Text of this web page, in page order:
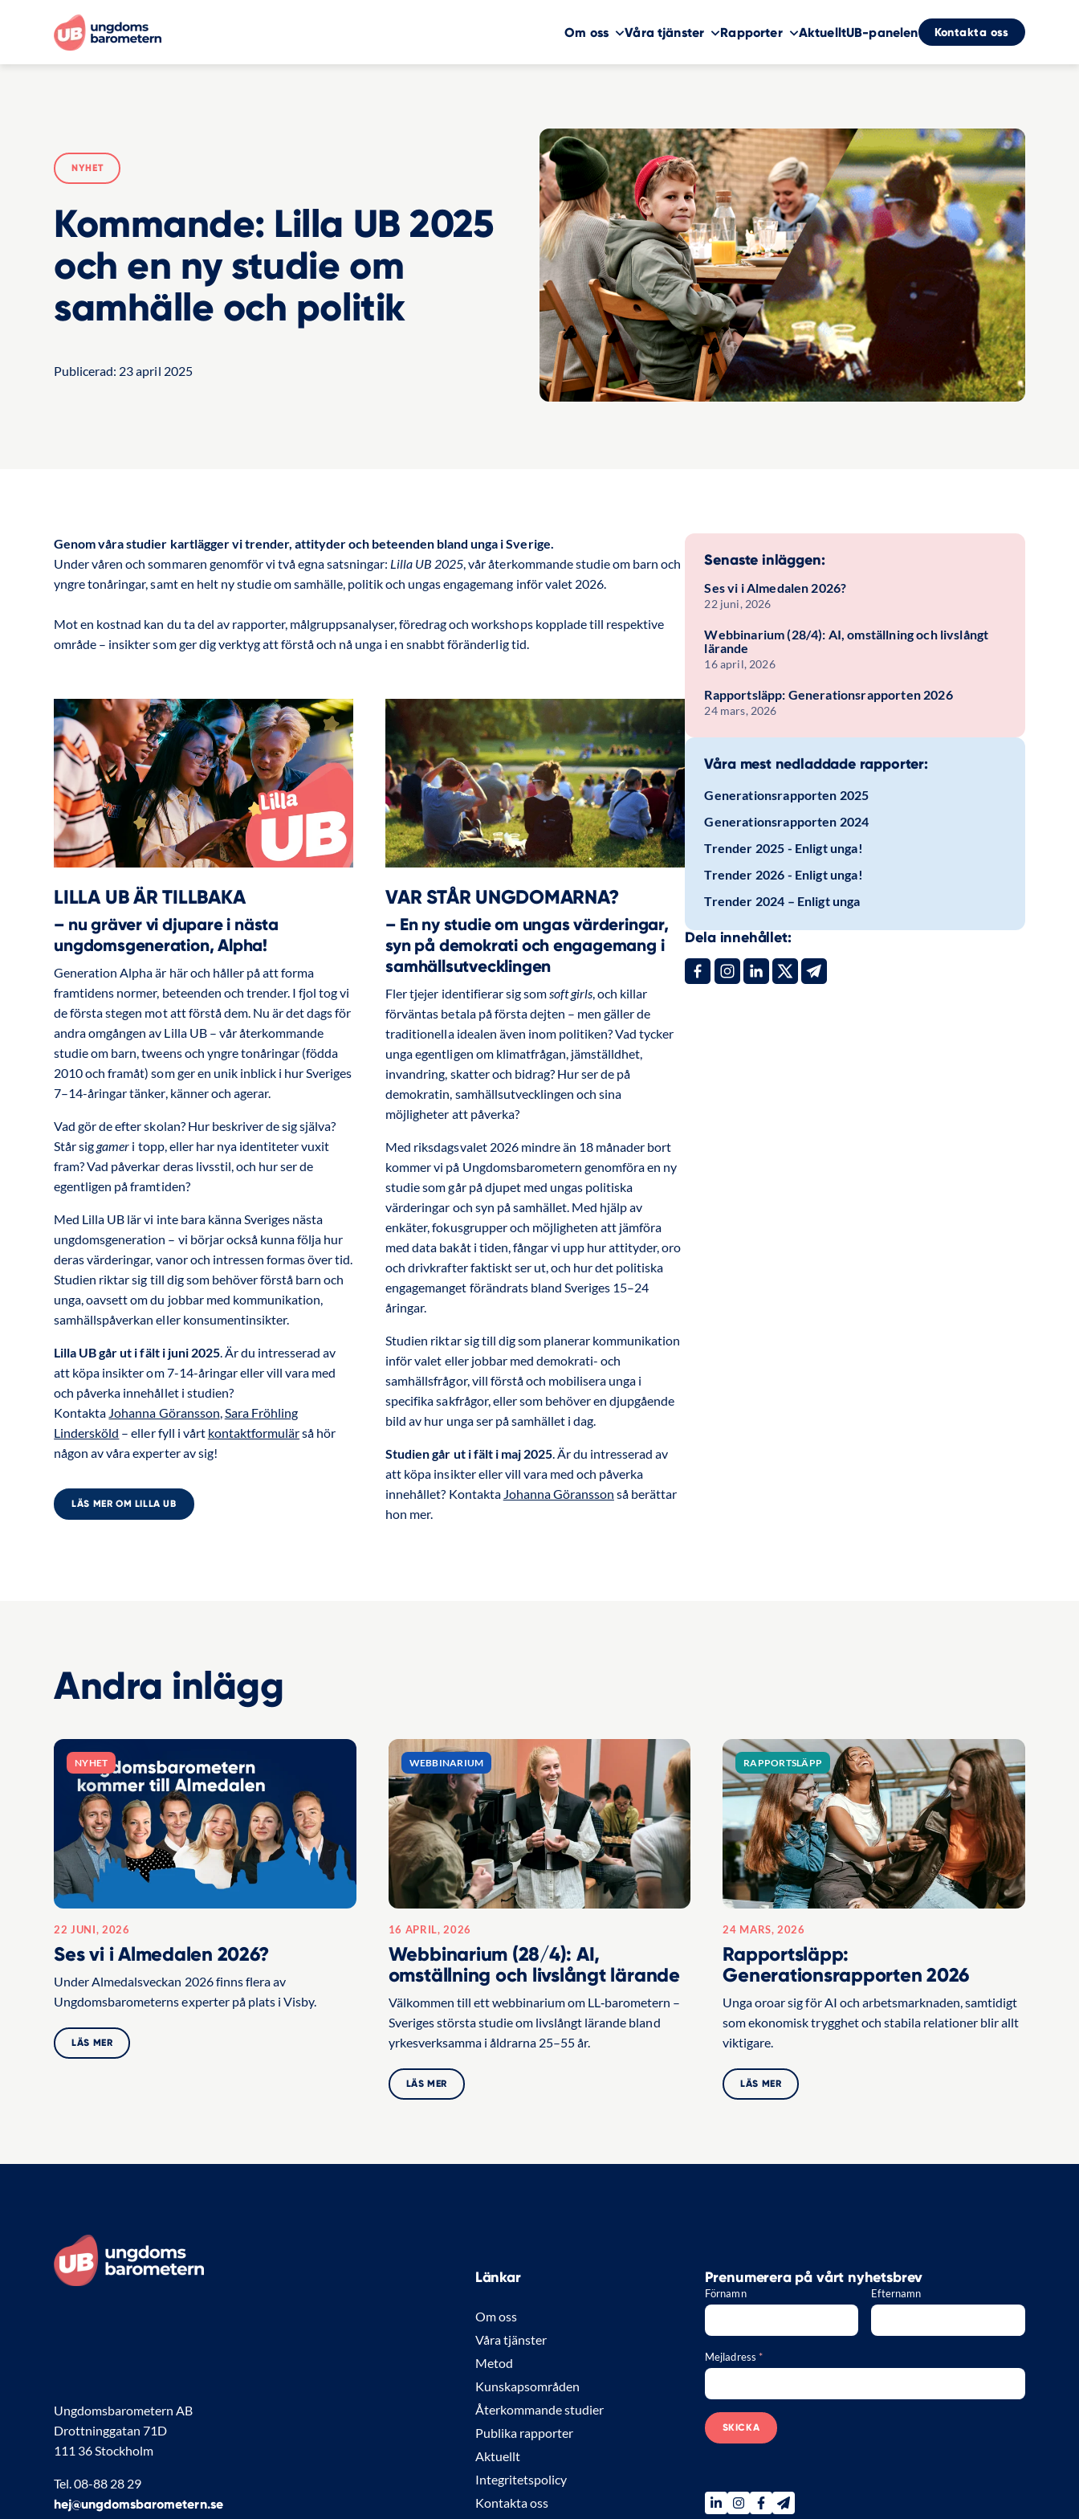
Om oss Våra tjänster Rapporter AktuelltUB-panelen Kontakta oss
NYHET
Kommande: Lilla UB 2025
och en ny studie om
samhälle och politik
Publicerad: 23 april 2025
Genom våra studier kartlägger vi trender, attityder och beteenden bland unga i Sverige.
Under våren och sommaren genomför vi två egna satsningar: Lilla UB 2025, vår återkommande studie om barn och
yngre tonåringar, samt en helt ny studie om samhälle, politik och ungas engagemang inför valet 2026.
Mot en kostnad kan du ta del av rapporter, målgruppsanalyser, föredrag och workshops kopplade till respektive
område – insikter som ger dig verktyg att förstå och nå unga i en snabbt föränderlig tid.
LILLA UB ÄR TILLBAKA
– nu gräver vi djupare i nästa
ungdomsgeneration, Alpha!
Generation Alpha är här och håller på att forma
framtidens normer, beteenden och trender. I fjol tog vi
de första stegen mot att förstå dem. Nu är det dags för
andra omgången av Lilla UB – vår återkommande
studie om barn, tweens och yngre tonåringar (födda
2010 och framåt) som ger en unik inblick i hur Sveriges
7–14-åringar tänker, känner och agerar.
Vad gör de efter skolan? Hur beskriver de sig själva?
Står siggamer i topp, eller har nya identiteter vuxit
fram? Vad påverkar deras livsstil, och hur ser de
egentligen på framtiden?
Med Lilla UB lär vi inte bara känna Sveriges nästa
ungdomsgeneration – vi börjar också kunna följa hur
deras värderingar, vanor och intressen formas över tid.
Studien riktar sig till dig som behöver förstå barn och
unga, oavsett om du jobbar med kommunikation,
samhällspåverkan eller konsumentinsikter.
Lilla UB går ut i fält i juni 2025. Är du intresserad av
att köpa insikter om 7-14-åringar eller vill vara med
och påverka innehållet i studien?
Kontakta Johanna Göransson Sara Fröhling
Lindersköld – eller fyll i vårt kontaktformulärså hör
någon av våra experter av sig!
LÄS MER OM LILLA UB
VAR STÅR UNGDOMARNA?
– En ny studie om ungas värderingar,
syn på demokrati och engagemang i
samhällsutvecklingen
Fler tjejer identifierar sig som soft girls , och killar
förväntas betala på första dejten – men gäller de
traditionella idealen även inom politiken? Vad tycker
unga egentligen om klimatfrågan, jämställdhet,
invandring, skatter och bidrag? Hur ser de på
demokratin, samhällsutvecklingen och sina
möjligheter att påverka?
Med riksdagsvalet 2026 mindre än 18 månader bort
kommer vi på Ungdomsbarometern genomföra en ny
studie som går på djupet med ungas politiska
värderingar och syn på samhället. Med hjälp av
enkäter, fokusgrupper och möjligheten att jämföra
med data bakåt i tiden, fångar vi upp hur attityder, oro
och drivkrafter faktiskt ser ut, och hur det politiska
engagemanget förändrats bland Sveriges 15–24
åringar.
Studien riktar sig till dig som planerar kommunikation
inför valet eller jobbar med demokrati- och
samhällsfrågor, vill förstå och mobilisera unga i
specifika sakfrågor, eller som behöver en djupgående
bild av hur unga ser på samhället i dag.
Studien går ut i fält i maj 2025. Är du intresserad av
att köpa insikter eller vill vara med och påverka
innehållet? Kontakta Johanna Göransson så berättar
hon mer.
Senaste inläggen:
Ses vi i Almedalen 2026?
22 juni, 2026
Webbinarium (28/4): AI, omställning och livslångt
lärande
16 april, 2026
Rapportsläpp: Generationsrapporten 2026
24 mars, 2026
Våra mest nedladdade rapporter:
Generationsrapporten 2025
Generationsrapporten 2024
Trender 2025 - Enligt unga!
Trender 2026 - Enligt unga!
Trender 2024 – Enligt unga
Dela innehållet:
Andra inlägg
NYHET
22 JUNI, 2026
Ses vi i Almedalen 2026?
Under Almedalsveckan 2026 finns flera av
Ungdomsbarometerns experter på plats i Visby.
LÄS MER
WEBBINARIUM
16 APRIL, 2026
Webbinarium (28/4): AI,
omställning och livslångt lärande
Välkommen till ett webbinarium om LL‑barometern –
Sveriges största studie om livslångt lärande bland
yrkesverksamma i åldrarna 25–55 år.
LÄS MER
RAPPORTSLÄPP
24 MARS, 2026
Rapportsläpp:
Generationsrapporten 2026
Unga oroar sig för AI och arbetsmarknaden, samtidigt
som ekonomisk trygghet och stabila relationer blir allt
viktigare.
LÄS MER
Ungdomsbarometern AB
Drottninggatan 71D
111 36 Stockholm
Tel. 08-88 28 29
hej@ungdomsbarometern.se
Länkar
Om oss
Våra tjänster
Metod
Kunskapsområden
Återkommande studier
Publika rapporter
Aktuellt
Integritetspolicy
Kontakta oss
Prenumerera på vårt nyhetsbrev
Förnamn Efternamn
Mejladress *